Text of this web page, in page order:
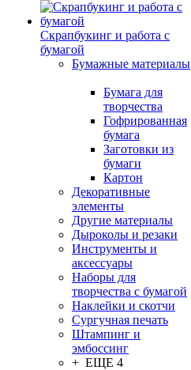
Скрапбукинг и работа с
бумагой
Бумажные материалы
Бумага для
творчества
Гофрированная
бумага
Заготовки из
бумаги
Картон
Декоративные
элементы
Другие материалы
Дыроколы и резаки
Инструменты и
аксессуары
Наборы для
творчества с бумагой
Наклейки и скотчи
Сургучная печать
Штампинг и
эмбоссинг
+ ЕЩЕ 4